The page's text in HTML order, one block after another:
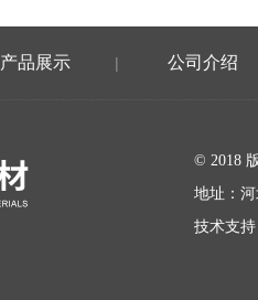
产品展示 | 公司介绍
© 2018
地址：
技术支